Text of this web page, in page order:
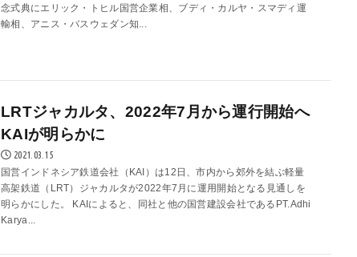
念式典にエリック・トヒル国営企業相、ブディ・カルヤ・スマディ運
輸相、アニス・バスウェダン知...
LRTジャカルタ、2022年7月から運行開始へ
KAIが明らかに
2021.03.15
国営インドネシア鉄道会社（KAI）は12日、市内から郊外を結ぶ軽量
高架鉄道（LRT）ジャカルタが2022年7月に運用開始となる見通しを
明らかにした。 KAIによると、同社と他の国営建設会社であるPT.Adhi
Karya...